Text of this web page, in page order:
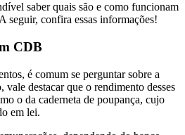
saber quais são e como funcionam
seguir, confira essas informações!
CDB
é comum se perguntar sobre a
destacar que o rendimento desses
o da caderneta de poupança, cujo
em lei.